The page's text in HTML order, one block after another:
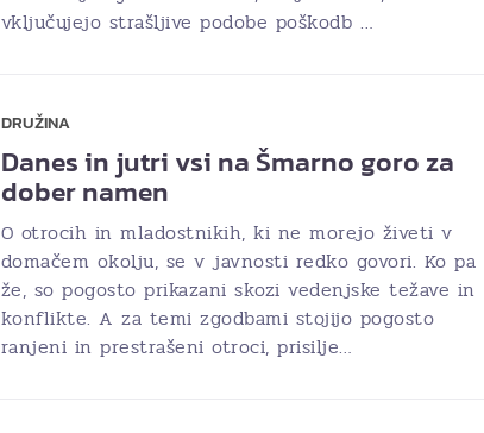
vključujejo strašljive podobe poškodb …
DRUŽINA
Danes in jutri vsi na Šmarno goro za
dober namen
O otrocih in mladostnikih, ki ne morejo živeti v
domačem okolju, se v javnosti redko govori. Ko pa
že, so pogosto prikazani skozi vedenjske težave in
konflikte. A za temi zgodbami stojijo pogosto
ranjeni in prestrašeni otroci, prisilje…